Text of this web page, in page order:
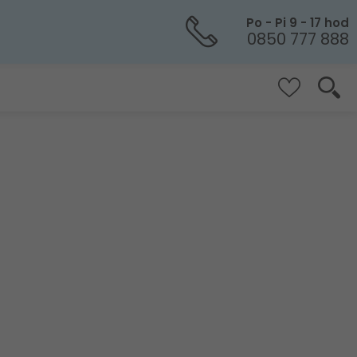
Po - Pi 9 - 17 hod
0850 777 888